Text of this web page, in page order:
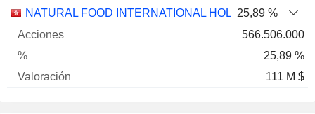
NATURAL FOOD INTERNATIONAL HOLDING LIMITED
25,89 %
566.506.000
25,89 %
111 M $